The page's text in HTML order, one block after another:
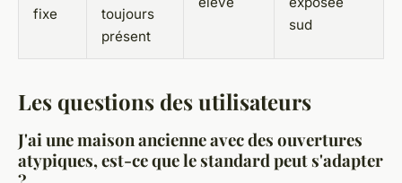
fixe
toujours
présent
sud
Les questions des utilisateurs
J'ai une maison ancienne avec des ouvertures
atypiques, est-ce que le standard peut s'adapter